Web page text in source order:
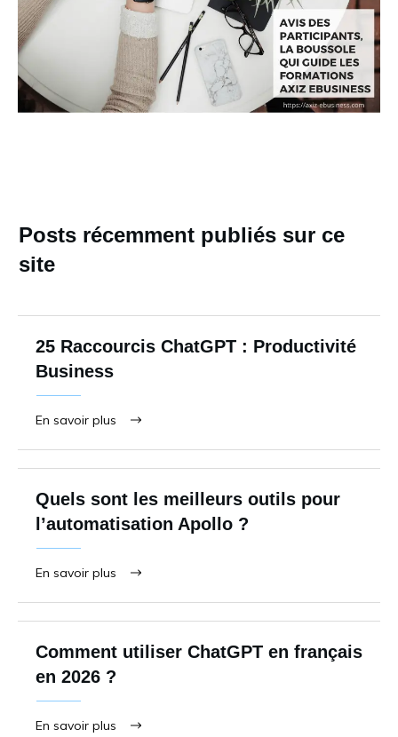
Posts récemment publiés sur ce
site
25 Raccourcis ChatGPT : Productivité
Business
En savoir plus
Quels sont les meilleurs outils pour
l’automatisation Apollo ?
En savoir plus
Comment utiliser ChatGPT en français
en 2026 ?
En savoir plus